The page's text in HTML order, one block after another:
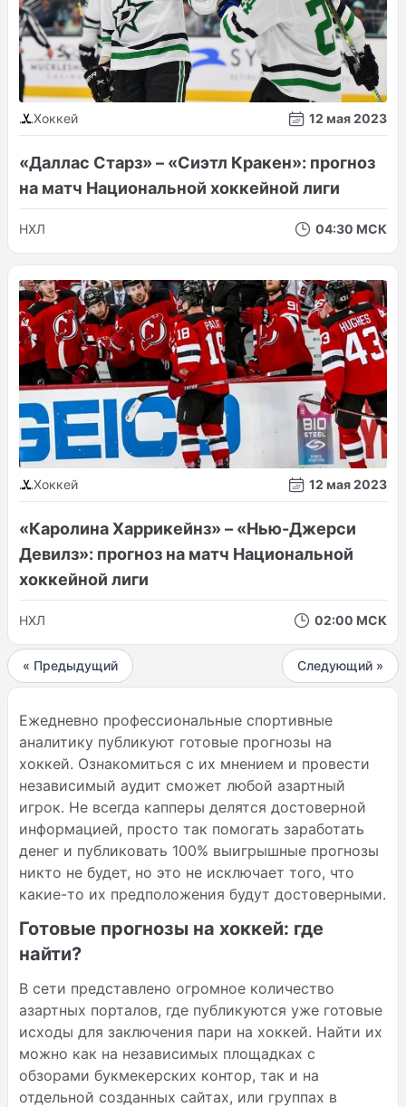
Хоккей 12 мая 2023
«Даллас Старз» – «Сиэтл Кракен»: прогноз
на матч Национальной хоккейной лиги
НХЛ 04:30 МСК
Хоккей 12 мая 2023
«Каролина Харрикейнз» – «Нью-Джерси
Девилз»: прогноз на матч Национальной
хоккейной лиги
НХЛ 02:00 МСК
« Предыдущий Следующий »
Ежедневно профессиональные спортивные
аналитику публикуют готовые прогнозы на
хоккей. Ознакомиться с их мнением и провести
независимый аудит сможет любой азартный
игрок. Не всегда капперы делятся достоверной
информацией, просто так помогать заработать
денег и публиковать 100% выигрышные прогнозы
никто не будет, но это не исключает того, что
какие-то их предположения будут достоверными.
Готовые прогнозы на хоккей: где
найти?
В сети представлено огромное количество
азартных порталов, где публикуются уже готовые
исходы для заключения пари на хоккей. Найти их
можно как на независимых площадках с
обзорами букмекерских контор, так и на
отдельной созданных сайтах, или группах в